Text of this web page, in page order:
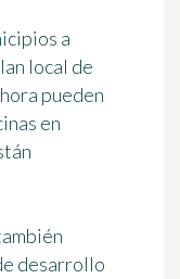
a
local de
pueden
en
desarrollo